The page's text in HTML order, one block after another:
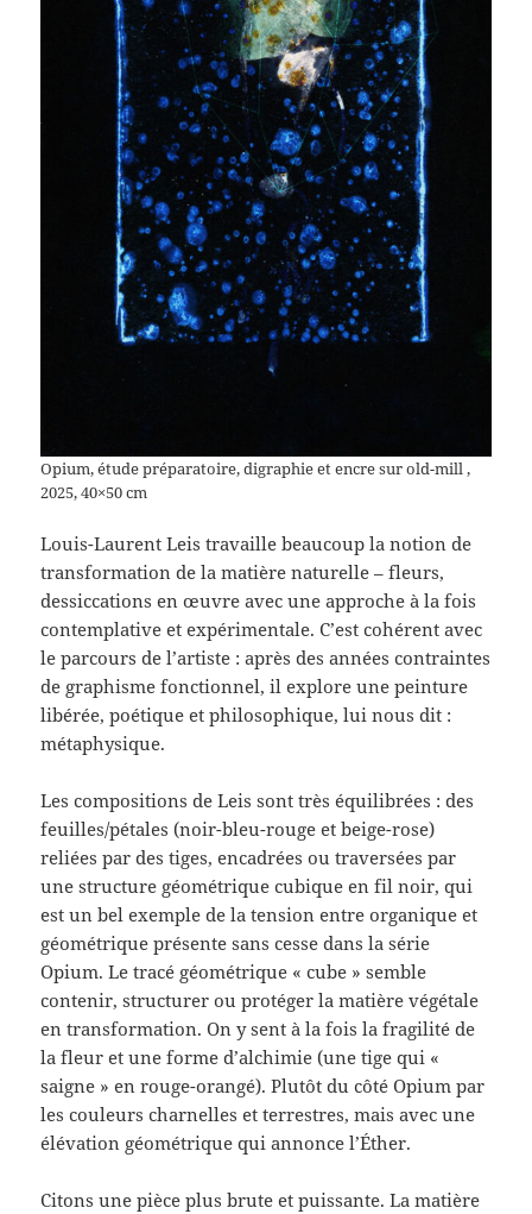
Opium, étude préparatoire, digraphie et encre sur old-mill ,
2025, 40×50 cm
Louis-Laurent Leis travaille beaucoup la notion de
transformation de la matière naturelle – fleurs,
dessiccations en œuvre avec une approche à la fois
contemplative et expérimentale. C’est cohérent avec
le parcours de l’artiste : après des années contraintes
de graphisme fonctionnel, il explore une peinture
libérée, poétique et philosophique, lui nous dit :
métaphysique.
Les compositions de Leis sont très équilibrées : des
feuilles/pétales (noir-bleu-rouge et beige-rose)
reliées par des tiges, encadrées ou traversées par
une structure géométrique cubique en fil noir, qui
est un bel exemple de la tension entre organique et
géométrique présente sans cesse dans la série
Opium. Le tracé géométrique « cube » semble
contenir, structurer ou protéger la matière végétale
en transformation. On y sent à la fois la fragilité de
la fleur et une forme d’alchimie (une tige qui «
saigne » en rouge-orangé). Plutôt du côté Opium par
les couleurs charnelles et terrestres, mais avec une
élévation géométrique qui annonce l’Éther.
Citons une pièce plus brute et puissante. La matière